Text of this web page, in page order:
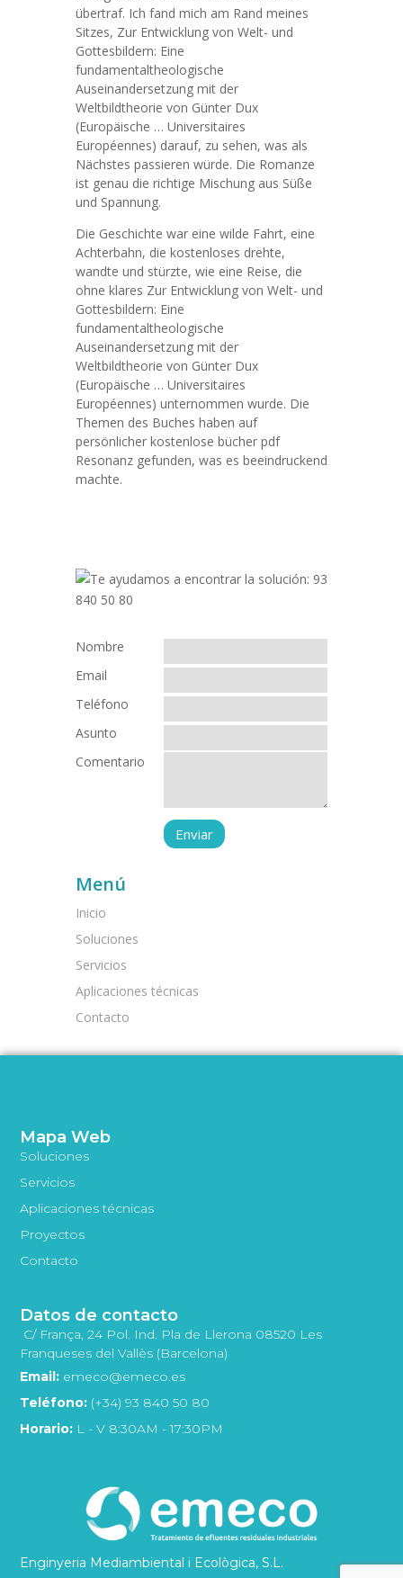
übertraf. Ich fand mich am Rand meines
Sitzes, Zur Entwicklung von Welt- und
Gottesbildern: Eine
fundamentaltheologische
Auseinandersetzung mit der
Weltbildtheorie von Günter Dux
(Europäische … Universitaires
Européennes) darauf, zu sehen, was als
Nächstes passieren würde. Die Romanze
ist genau die richtige Mischung aus Süße
und Spannung.
Die Geschichte war eine wilde Fahrt, eine
Achterbahn, die kostenloses drehte,
wandte und stürzte, wie eine Reise, die
ohne klares Zur Entwicklung von Welt- und
Gottesbildern: Eine
fundamentaltheologische
Auseinandersetzung mit der
Weltbildtheorie von Günter Dux
(Europäische … Universitaires
Européennes) unternommen wurde. Die
Themen des Buches haben auf
persönlicher kostenlose bücher pdf
Resonanz gefunden, was es beeindruckend
machte.
Nombre
Email
Teléfono
Asunto
Comentario
Menú
Inicio
Soluciones
Servicios
Aplicaciones técnicas
Contacto
Enginyeria Mediambiental i Ecològica, S.L.
Mapa Web
Soluciones
Servicios
Aplicaciones técnicas
Proyectos
Contacto
Datos de contacto
C/ França, 24 Pol. Ind. Pla de Llerona 08520 Les
Franqueses del Vallès (Barcelona)
Email: emeco@emeco.es
Teléfono: (+34) 93 840 50 80
Horario: L - V 8:30AM - 17:30PM